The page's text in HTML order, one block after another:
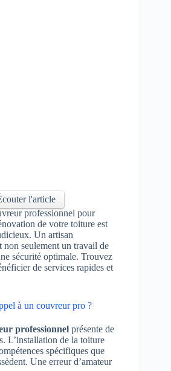
l'article
professionnel pour
de votre toiture est
Un artisan
non seulement un travail de
sécurité optimale. Trouvez
de services rapides et
à un couvreur pro ?
professionnel présente de
L’installation de la toiture
spécifiques que
Une erreur d’amateur